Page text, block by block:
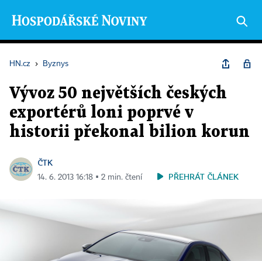
HN.cz › Byznys
Vývoz 50 největších českých
exportérů loni poprvé v
historii překonal bilion korun
ČTK
14. 6. 2013 16:18 ▪ 2 min. čtení PŘEHRÁT ČLÁNEK